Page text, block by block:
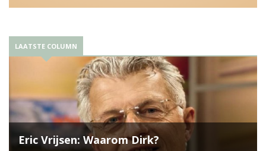
LAATSTE COLUMN
Eric Vrijsen: Waarom Dirk?